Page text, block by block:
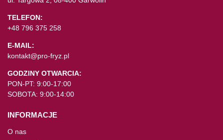
TELEFON:
+48 796 375 258
E-MAIL:
kontakt@pro-fryz.pl
GODZINY OTWARCIA:
PON-PT: 9:00-17:00
SOBOTA: 9:00-14:00
INFORMACJE
O nas